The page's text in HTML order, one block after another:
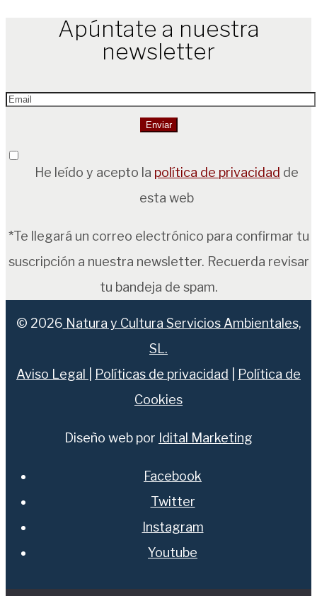
Apúntate a nuestra
newsletter
He leído y acepto la política de privacidad de
esta web
*Te llegará un correo electrónico para confirmar tu
suscripción a nuestra newsletter. Recuerda revisar
tu bandeja de spam.
© 2026 Natura y Cultura Servicios Ambientales,
SL.
Aviso Legal
Políticas de privacidad
Política de
Cookies
Diseño web por Idital Marketing
Facebook
Twitter
Instagram
Youtube